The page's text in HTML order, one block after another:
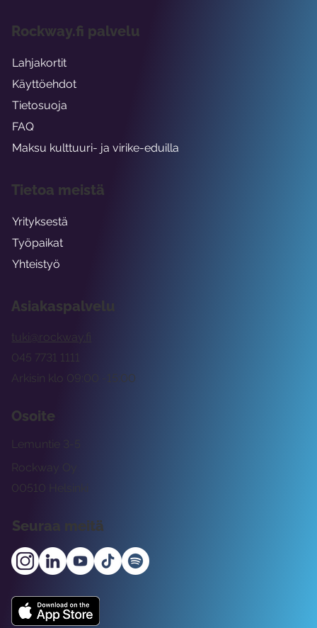
Asiakaspalvelu
tuki@rockway.fi
Arkisin klo 09:00 -15:00
045 7731 1111
Osoite
Rockway Oy
Lemuntie 3-5
00510 Helsinki
Seuraa meitä
Rockway.fi palvelu
Lahjakortit
Käyttöehdot
Tietosuoja
FAQ
Maksu kulttuuri- ja virike-eduilla
Tietoa meistä
Yrityksestä
Työpaikat
Yhteistyö